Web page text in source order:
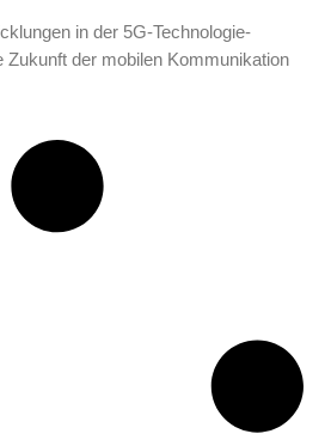
in der 5G-Technologie-
Zukunft der mobilen Kommunikation